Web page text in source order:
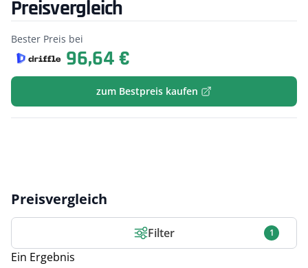
Preisvergleich
Bester Preis bei
96,64 €
zum Bestpreis kaufen
Preisvergleich
Filter 1
Ein Ergebnis